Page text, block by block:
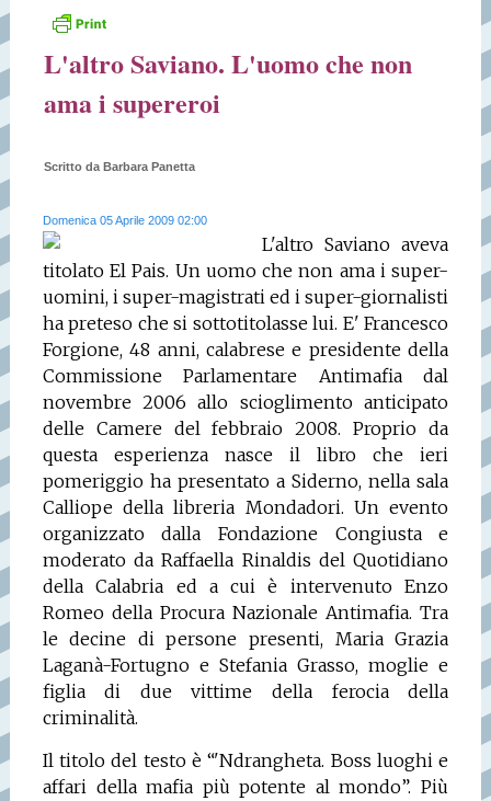
L'altro Saviano. L'uomo che non
ama i supereroi
Scritto da Barbara Panetta
Domenica 05 Aprile 2009 02:00
L'altro Saviano aveva
titolato El Pais. Un uomo che non ama i super-
uomini, i super-magistrati ed i super-giornalisti
ha preteso che si sottotitolasse lui. E' Francesco
Forgione, 48 anni, calabrese e presidente della
Commissione Parlamentare Antimafia dal
novembre 2006 allo scioglimento anticipato
delle Camere del febbraio 2008. Proprio da
questa esperienza nasce il libro che ieri
pomeriggio ha presentato a Siderno, nella sala
Calliope della libreria Mondadori. Un evento
organizzato dalla Fondazione Congiusta e
moderato da Raffaella Rinaldis del Quotidiano
della Calabria ed a cui è intervenuto Enzo
Romeo della Procura Nazionale Antimafia. Tra
le decine di persone presenti, Maria Grazia
Laganà-Fortugno e Stefania Grasso, moglie e
figlia di due vittime della ferocia della
criminalità.
Il titolo del testo è “'Ndrangheta. Boss luoghi e
affari della mafia più potente al mondo”. Più